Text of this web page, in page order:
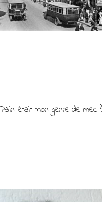
était mon genre de mec ?